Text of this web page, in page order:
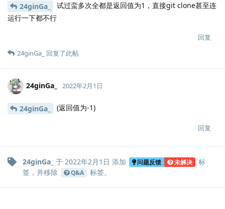
24ginGa_
试过蛮多次全都是返回值为1，直接git clone甚至连
运行一下都不行
回复
24ginGa_ 回复了此帖
24ginGa_ 2022年2月1日
24ginGa_ (返回值为-1)
回复
24ginGa_ 于 2022年2月1日 添加 问题反馈 未解决
标
签 ，并移除 Q&A 标签。